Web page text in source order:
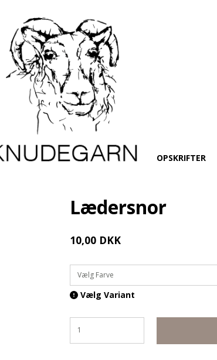
OPSKRIFTER
Lædersnor
10,00 DKK
Vælg Farve
Vælg Variant